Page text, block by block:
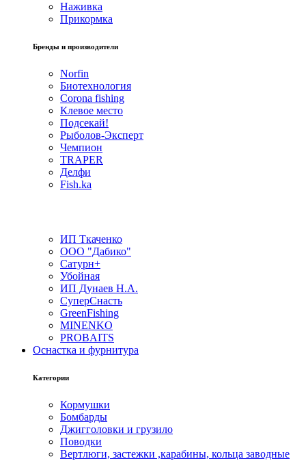
Наживка
Прикормка
Бренды и производители
Norfin
Биотехнология
Corona fishing
Клевое место
Подсекай!
Рыболов-Эксперт
Чемпион
TRAPER
Делфи
Fish.ka
ИП Ткаченко
ООО "Дабико"
Сатурн+
Убойная
ИП Дунаев Н.А.
СуперСнасть
GreenFishing
MINENKO
PROBAITS
Оснастка и фурнитура
Категории
Кормушки
Бомбарды
Джигголовки и грузило
Поводки
Вертлюги, застежки ,карабины, кольца заводные